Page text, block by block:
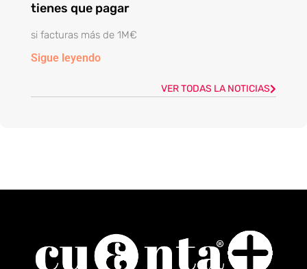
tienes que pagar
si facturas más de 1M€
Sigue leyendo
VER TODAS LA NOTICIAS